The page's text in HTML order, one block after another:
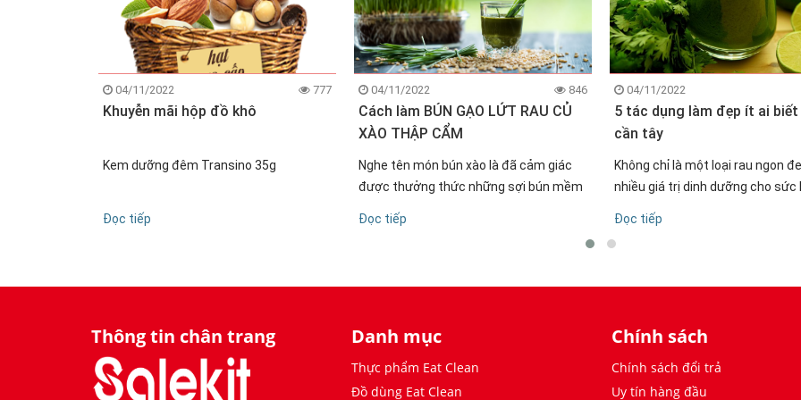
04/11/2022 777
Khuyễn mãi hộp đồ khô
Kem dưỡng đêm Transino 35g
Đọc tiếp
04/11/2022 846
Cách làm BÚN GẠO LỨT RAU CỦ
XÀO THẬP CẨM
Nghe tên món bún xào là đã cảm giác
được thưởng thức những sợi bún mềm
phiên bản Eat Clean của Rolie giới thiệu
Đọc tiếp
04/11/2022
5 tác dụng làm đẹp ít ai biết
cần tây
Không chỉ là một loại rau ngon
nhiều giá trị dinh dưỡng cho sức
mô%3ḅt loại mỹ phẩm để làm
mang đến cho chị em phụ nữ
Đọc tiếp
Thông tin chân trang Danh mục
Thực phẩm Eat Clean
Đồ dùng Eat Clean
Chính sách
Chính sách đổi trả
Uy tín hàng đầu